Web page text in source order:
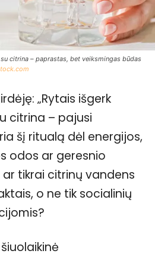
citrina – paprastas, bet veiksmingas būdas
„Rytais išgerk
citrina – pajusi
šį ritualą dėl energijos,
odos ar geresnio
tikrai citrinų vandens
o ne tik socialinių